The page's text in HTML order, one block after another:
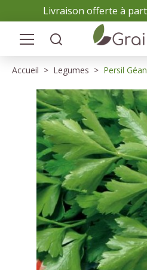
Livraison offerte à
Accueil Legumes Persil
Panneau de gestion des cookies